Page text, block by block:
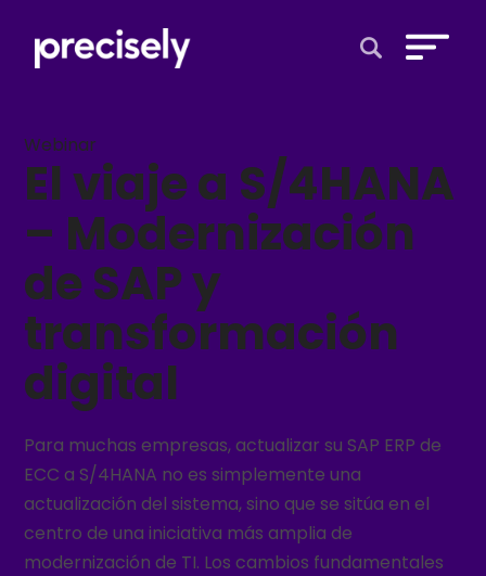
Webinar
El viaje a S/4HANA
– Modernización
de SAP y
transformación
digital
Para muchas empresas, actualizar su SAP ERP de
ECC a S/4HANA no es simplemente una
actualización del sistema, sino que se sitúa en el
centro de una iniciativa más amplia de
modernización de TI. Los cambios fundamentales